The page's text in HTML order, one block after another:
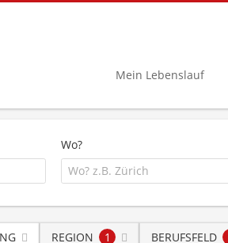
Mein Lebenslauf
Wo?
REGION 1 BERUFSFELD